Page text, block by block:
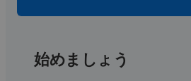
始めましょう